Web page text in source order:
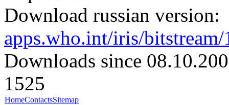
Download russian version:
apps.who.int/iris/
Downloads since
1525
HomeContactsSitemap